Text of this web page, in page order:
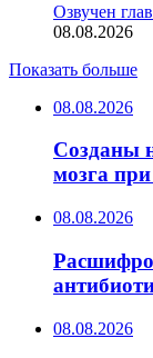
Озвучен
08.08.2026
Показать больше
08.08.2026
Созданы
мозга
08.08.2026
08.08.2026